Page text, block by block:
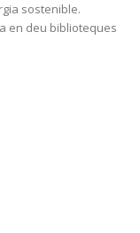
sostenible.
en deu biblioteques